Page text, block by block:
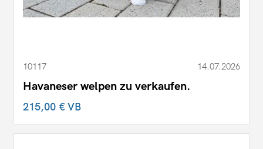
10117 14.07.2026
Havaneser welpen zu verkaufen.
215,00 €VB